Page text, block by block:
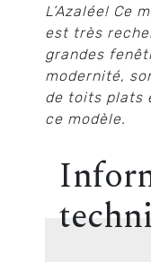
L’Azalée! Ce
est très
grandes
modernité,
de toits plats
ce modèle. ​